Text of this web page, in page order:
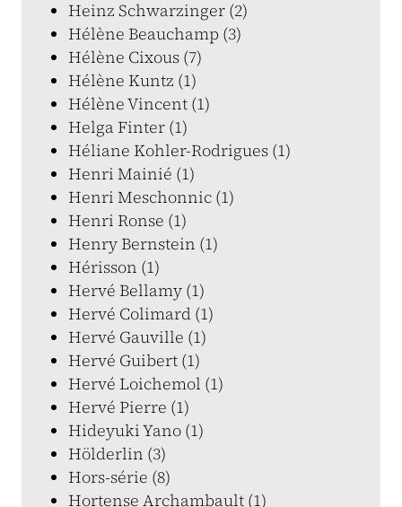
Heinz Schwarzinger (2)
Hélène Beauchamp (3)
Hélène Cixous (7)
Hélène Kuntz (1)
Hélène Vincent (1)
Helga Finter (1)
Héliane Kohler-Rodrigues (1)
Henri Mainié (1)
Henri Meschonnic (1)
Henri Ronse (1)
Henry Bernstein (1)
Hérisson (1)
Hervé Bellamy (1)
Hervé Colimard (1)
Hervé Gauville (1)
Hervé Guibert (1)
Hervé Loichemol (1)
Hervé Pierre (1)
Hideyuki Yano (1)
Hölderlin (3)
Hors-série (8)
Hortense Archambault (1)